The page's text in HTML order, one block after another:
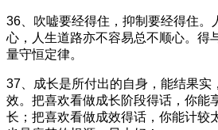
36、吹嘘要经得住，抑制要经得住。
心，人生道路亦不容易总不顺心。得
量守恒定律。
37、成长是所付出的自身，能结果实
效。把喜欢看做成长阶段得话，你能
长；把喜欢看做成效得话，你能计较